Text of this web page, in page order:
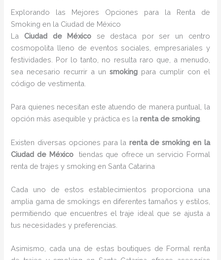
Explorando las Mejores Opciones para la Renta de
Smoking en la Ciudad de México
LaCiudad de México se destaca por ser un centro
cosmopolita lleno de eventos sociales, empresariales y
festividades. Por lo tanto, no resulta raro que, a menudo,
sea necesario recurrir a un smokingpara cumplir con el
código de vestimenta.
Para quienes necesitan este atuendo de manera puntual, la
opción más asequible y práctica es larenta de smoking
Existen diversas opciones para la renta de smoking en la
Ciudad de México
tiendas que ofrece un servicio Formal
renta de trajes y smoking en Santa Catarina
Cada uno de estos establecimientos proporciona una
amplia gama de smokings en diferentes tamaños y estilos,
permitiendo que encuentres el traje ideal que se ajusta a
tus necesidades y preferencias.
Asimismo, cada una de estas boutiques de Formal renta